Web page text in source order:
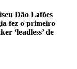
Dão Lafões
fez o primeiro
‘leadless’ de